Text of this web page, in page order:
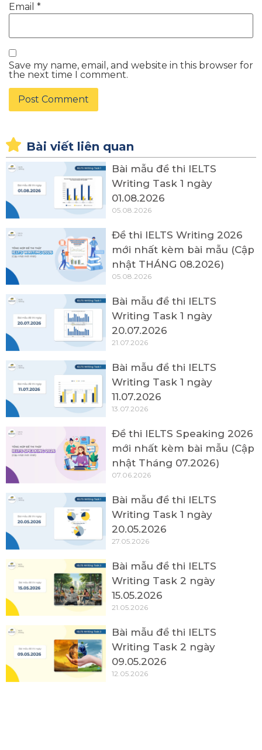
Email *
Save my name, email, and website in this browser for
the next time I comment.
Bài viết liên quan
Bài mẫu đề thi IELTS
Writing Task 1 ngày
01.08.2026
05.08.2026
Đề thi IELTS Writing 2026
mới nhất kèm bài mẫu (Cập
nhật THÁNG 08.2026)
05.08.2026
Bài mẫu đề thi IELTS
Writing Task 1 ngày
20.07.2026
21.07.2026
Bài mẫu đề thi IELTS
Writing Task 1 ngày
11.07.2026
13.07.2026
Đề thi IELTS Speaking 2026
mới nhất kèm bài mẫu (Cập
nhật Tháng 07.2026)
07.06.2026
Bài mẫu đề thi IELTS
Writing Task 1 ngày
20.05.2026
27.05.2026
Bài mẫu đề thi IELTS
Writing Task 2 ngày
15.05.2026
21.05.2026
Bài mẫu đề thi IELTS
Writing Task 2 ngày
09.05.2026
12.05.2026